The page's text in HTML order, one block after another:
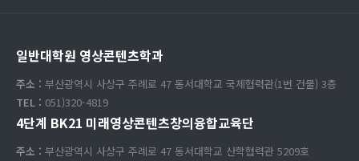
일반대학원 영상콘텐츠학과
주소 : 부산광역시 사상구 주례로 47 동서대학교 국제협력관(1번 건물) 3층
TEL : 051)320-4819
4단계 BK21 미래영상콘텐츠창의융합교육단
주소 : 부산광역시 사상구 주례로 47 동서대학교 산학협력관 5209호